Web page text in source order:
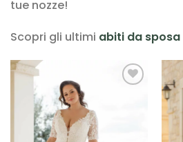
tue nozze!
Scopri gli ultimi abiti da sposa
ALLA TUA
LISTA DEI
DESIDERI